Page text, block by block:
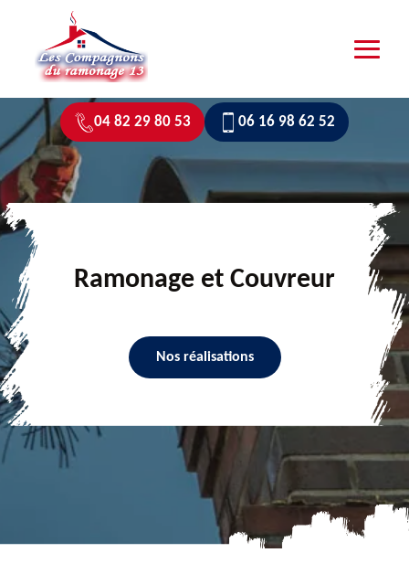
04 82 29 80 53 06 16 98 62 52
Ramonage et Couvreur
Nos réalisations